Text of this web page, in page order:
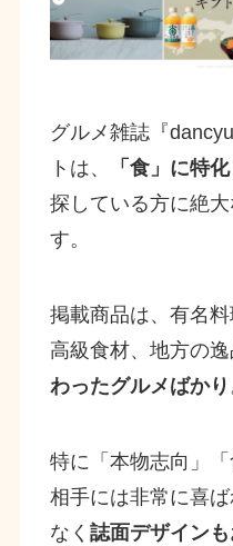
グルメ雑誌『
トは、
「食」に特
探している方に絶
す。
掲載商品は、有名
高級食材、地方の逸
わったグルメばかり
特に「本物志向」
相手には非常に喜
なく 誌面デザイン